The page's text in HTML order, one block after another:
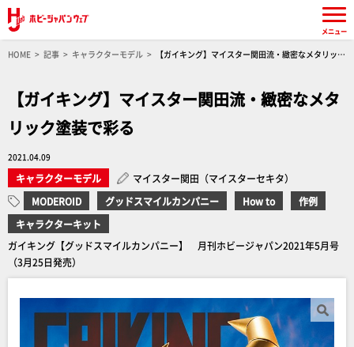
HOME 記事 キャラクターモデル
【ガイキング】マイスター関田流・緻密なメタリック
【ガイキング】マイスター関田流・緻密なメタ
リック塗装で彩る
2021.04.09
キャラクターモデル
マイスター関田（マイスターセキタ）
MODEROID
グッドスマイルカンパニー How to
作例
キャラクターキット
ガイキング【グッドスマイルカンパニー】 月刊ホビージャパン2021年5月号
（3月25日発売）
メニュー